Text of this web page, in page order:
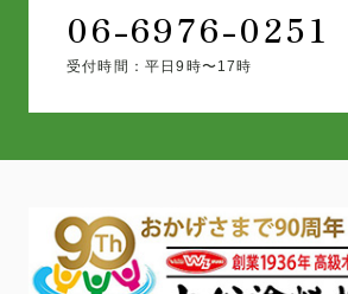
06-6976-0251
受付時間：平日9時〜17時